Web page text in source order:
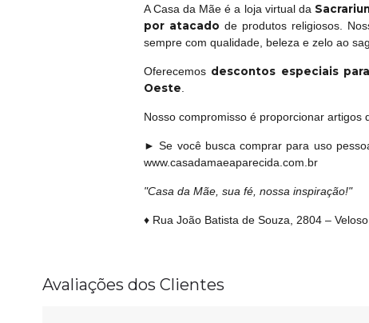
A Casa da Mãe é a loja virtual da
por atacado de produtos religiosos.
sempre com qualidade, beleza e zelo ao
Oferecemos descontos especiais
Oeste
Nosso compromisso é proporcionar artigos
► Se você busca comprar para uso
www.casadamaeaparecida.com.br
"Casa da Mãe, sua fé, nossa inspiração!"
♦ Rua João Batista de Souza, 2804 –
Avaliações dos Clientes